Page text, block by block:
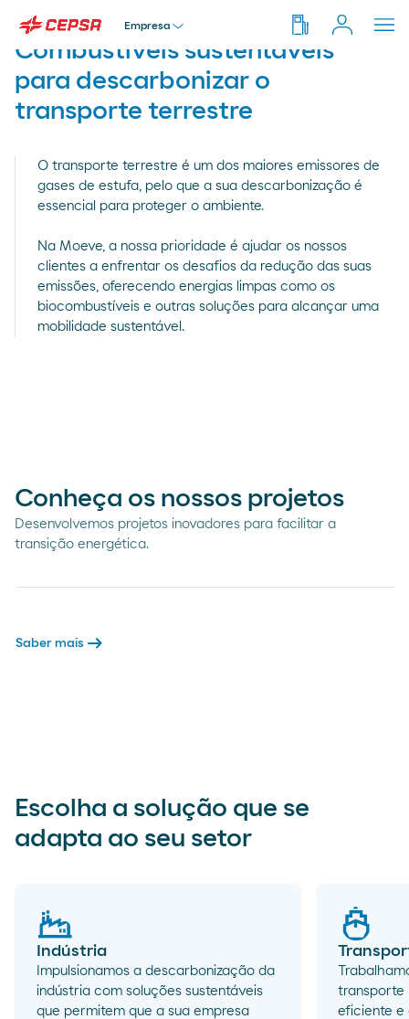
Empresa
Particular
Distribuidor
Transportador
Pesquisar
Combustíveis sustentáveis
para descarbonizar o
transporte terrestre
O transporte terrestre é um dos maiores emissores de
gases de estufa, pelo que a sua descarbonização é
essencial para proteger o ambiente.
Na Moeve, a nossa prioridade é ajudar os nossos
clientes a enfrentar os desafios da redução das suas
emissões, oferecendo energias limpas como os
biocombustíveis e outras soluções para alcançar uma
mobilidade sustentável.
Conheça os nossos projetos
Desenvolvemos projetos inovadores para facilitar a
transição energética.
Saber mais arrow_right_alt
Escolha a solução que se
adapta ao seu setor
Indústria
Impulsionamos a descarbonização da
indústria com soluções sustentáveis
que permitem que a sua empresa
transporte
eficiente e